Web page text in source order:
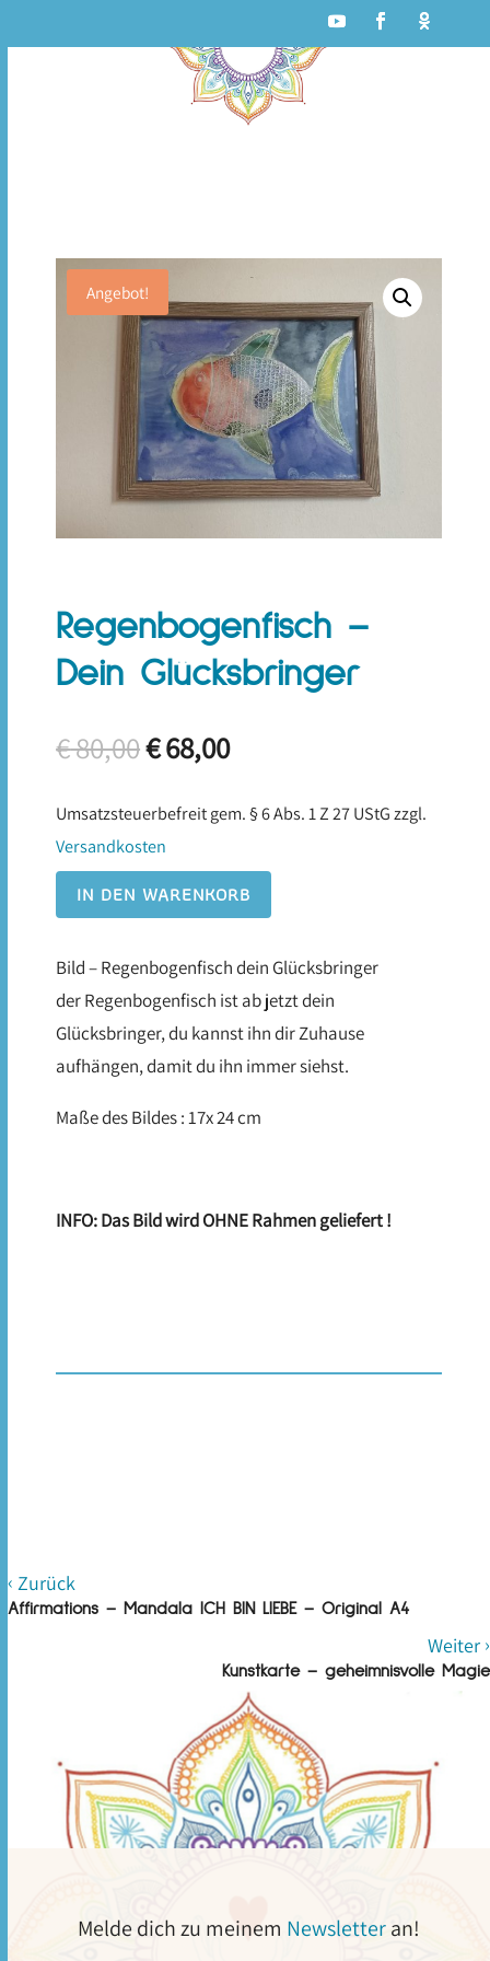
Angebot!
Regenbogenfisch –
Dein Glücksbringer
€80,00Ursprünglicher
war:
€ 80,00
€68,00Aktueller
ist:
Umsatzsteuerbefreit gem. § 6 Abs. 1 Z 27 UStGzzgl.
Versandkosten
IN DEN WARENKORB
Bild – Regenbogenfisch dein Glücksbringer
der Regenbogenfisch ist ab jetzt dein
Glücksbringer, du kannst ihn dir Zuhause
aufhängen, damit du ihn immer siehst.
Maße des Bildes : 17x 24 cm
INFO: Das Bild wird OHNE Rahmen geliefert !
‹ Zurück
Affirmations – Mandala ICH BIN LIEBE – Original A4
Weiter ›
Kunstkarte – geheimnisvolle Magie
Melde dich zu meinem Newsletteran!